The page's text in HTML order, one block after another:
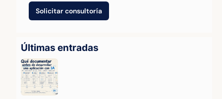
Solicitar consultoría
Últimas entradas